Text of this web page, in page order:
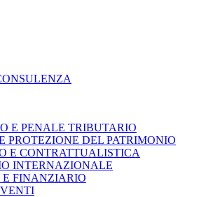
E PENALE TRIBUTARIO
PROTEZIONE DEL PATRIMONIO
E CONTRATTUALISTICA
INTERNAZIONALE
FINANZIARIO